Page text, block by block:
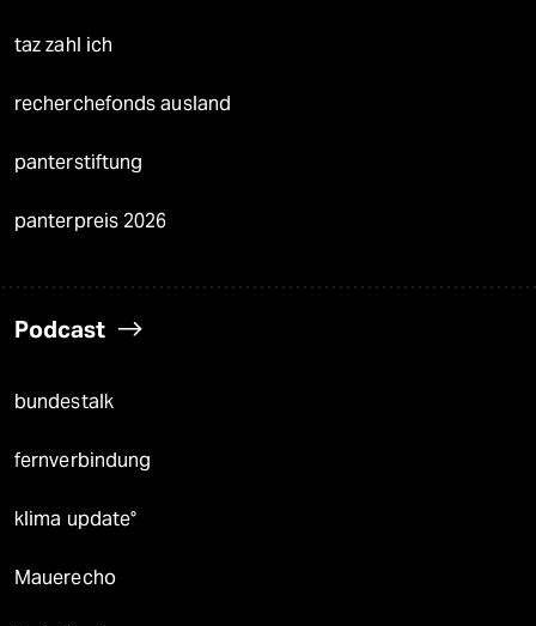
taz zahl ich
recherchefonds ausland
panterstiftung
panterpreis 2026
Podcast
bundestalk
fernverbindung
klima update°
Mauerecho